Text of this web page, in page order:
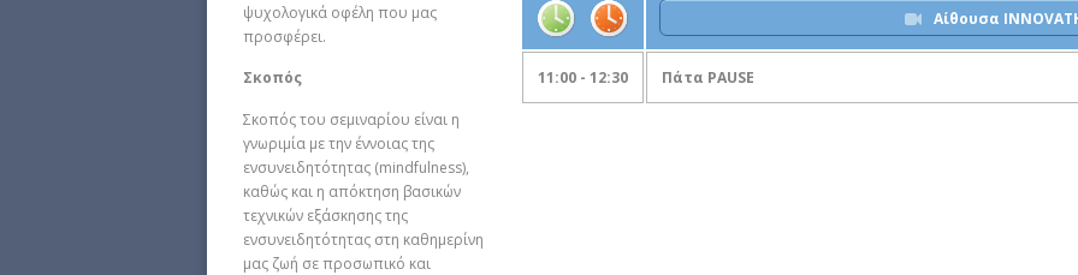
ψυχολογικά οφέλη που μας
προσφέρει.
Σκοπός
Σκοπός του σεμιναρίου είναι η
γνωριμία με την έννοιας της
ενσυνειδητότητας (mindfulness),
καθώς και η απόκτηση βασικών
τεχνικών εξάσκησης της
ενσυνειδητότητας στη καθημερίνη
μας ζωή σε προσωπικό και
Αίθουσα
11:00 - 12:30 Πάτα PAUSE